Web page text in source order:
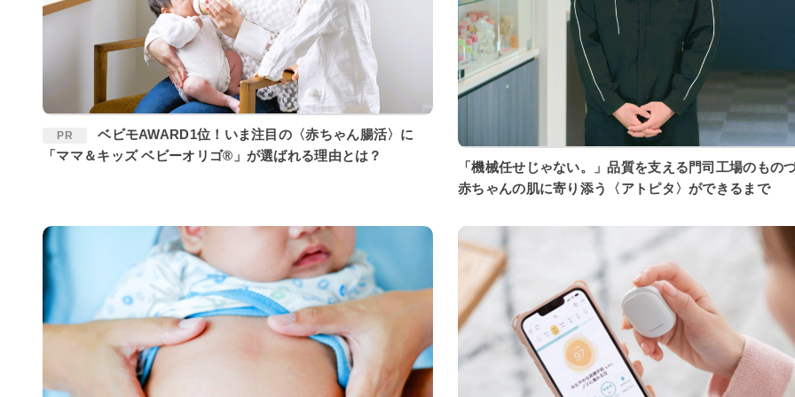
PR
ベビモAWARD1位！いま注目の〈赤ちゃん腸活〉に
「ママ＆キッズ ベビーオリゴ®」が選ばれる理由とは？
「機械任せじゃない。」品質を支える門司工場のもの
赤ちゃんの肌に寄り添う〈アトピタ〉ができるまで